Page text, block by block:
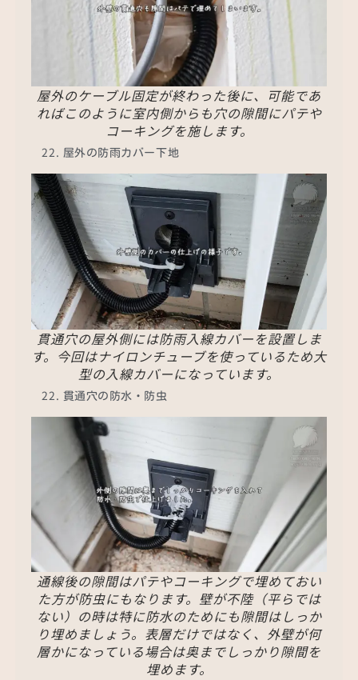
屋外のケーブル固定が終わった後に、可能であ
ればこのように室内側からも穴の隙間にパテや
コーキングを施します。
屋外の防雨カバー下地
貫通穴の屋外側には防雨入線カバーを設置しま
す。今回はナイロンチューブを使っているため大
型の入線カバーになっています。
貫通穴の防水・防虫
通線後の隙間はパテやコーキングで埋めておい
た方が防虫にもなります。壁が不陸（平らでは
ない）の時は特に防水のためにも隙間はしっか
り埋めましょう。表層だけではなく、外壁が何
層かになっている場合は奥までしっかり隙間を
埋めます。